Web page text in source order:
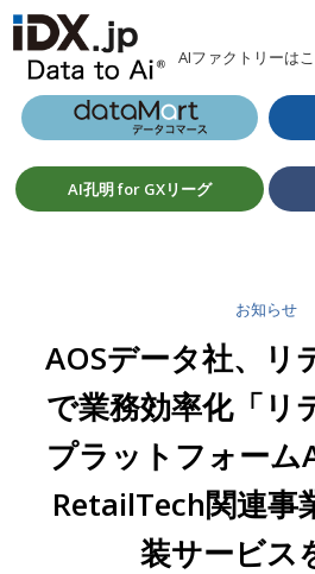
AIファクトリーは
AI孔明 for GXリーグ
お知らせ
AOSデータ社、リ
で業務効率化「リ
プラットフォーム
RetailTech関連事
装サービス